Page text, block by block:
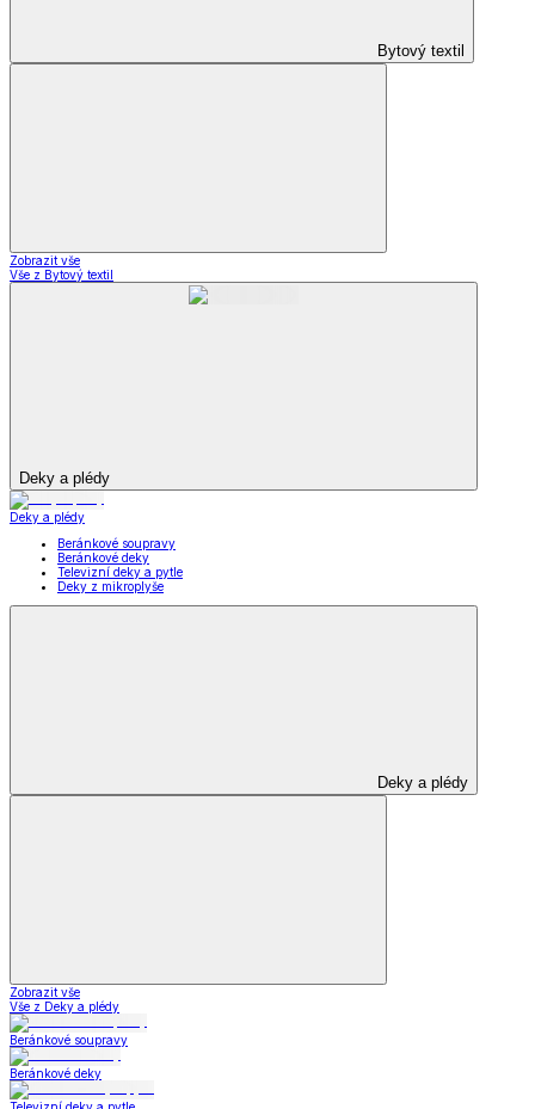
Bytový textil
Zobrazit vše
Vše z Bytový textil
Deky a plédy
Deky a plédy
Beránkové soupravy
Beránkové deky
Televizní deky a pytle
Deky z mikroplyše
Deky a plédy
Zobrazit vše
Vše z Deky a plédy
Beránkové soupravy
Beránkové deky